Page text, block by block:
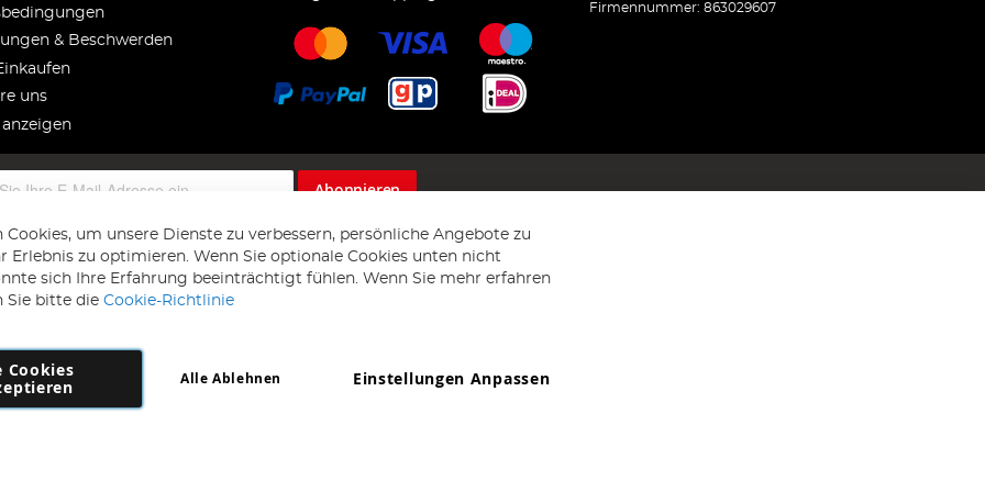
& Beschwerden
uns
Firmennummer: 863029607
Abonnieren
Copyright 1997 - 2026 AD NL B.V. Alle Rechte vorbehalten.
B.V Dirk Hartogweg 14 DC1 Unit 5 5928LV Venlo, Firmennummer: 863029607
Cookies, um unsere Dienste zu verbessern, persönliche Angebote zu
Erlebnis zu optimieren. Wenn Sie optionale Cookies unten nicht
sich Ihre Erfahrung beeinträchtigt fühlen. Wenn Sie mehr erfahren
Sie bitte die Cookie-Richtlinie
Cookies
Einstellungen Anpassen
Alle Ablehnen